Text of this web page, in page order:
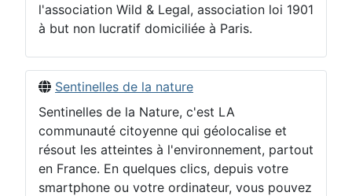
l'association Wild & Legal, association loi 1901
à but non lucratif domiciliée à Paris.
Sentinelles de la nature
Sentinelles de la Nature, c'est LA
communauté citoyenne qui géolocalise et
résout les atteintes à l'environnement, partout
en France. En quelques clics, depuis votre
smartphone ou votre ordinateur, vous pouvez